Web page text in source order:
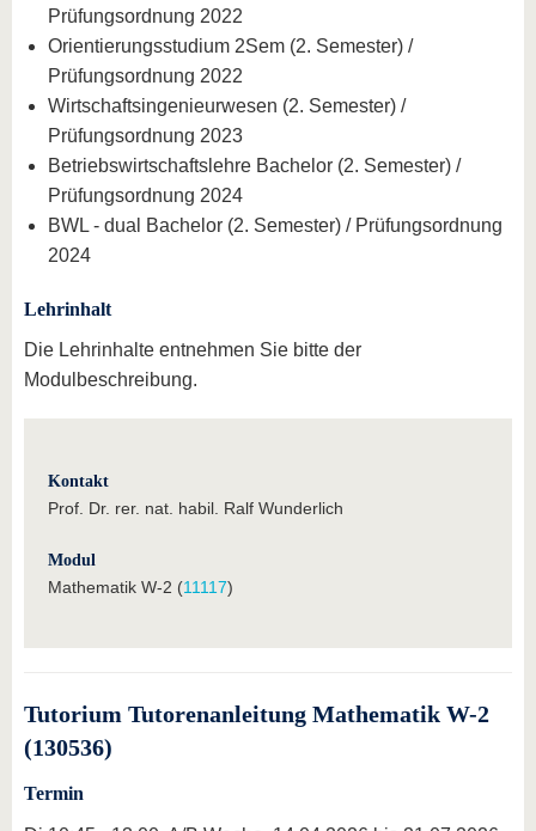
Prüfungsordnung 2022
Orientierungsstudium 2Sem (2. Semester) /
Prüfungsordnung 2022
Wirtschaftsingenieurwesen (2. Semester) /
Prüfungsordnung 2023
Betriebswirtschaftslehre Bachelor (2. Semester) /
Prüfungsordnung 2024
BWL - dual Bachelor (2. Semester) / Prüfungsordnung
2024
Lehrinhalt
Die Lehrinhalte entnehmen Sie bitte der
Modulbeschreibung.
Kontakt
Prof. Dr. rer. nat. habil. Ralf Wunderlich
Modul
Mathematik W-2 (11117)
Tutorium Tutorenanleitung Mathematik W-2
(130536)
Termin